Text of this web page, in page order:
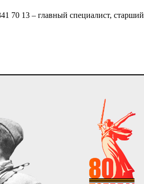
70 13 – главный специалист, старший